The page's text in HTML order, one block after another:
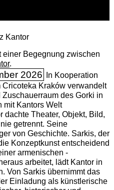
Kantor
einer Begegnung zwischen
.
2026
In Kooperation
Cricoteka Kraków verwandelt
des Gorki in
mit Kantors Welt
dachte Theater, Objekt, Bild,
getrennt. Seine
von Geschichte. Sarkis, der
Konzeptkunst entscheidend
armenischen
arbeitet, lädt Kantor in
Von Sarkis übernimmt das
Einladung als künstlerische